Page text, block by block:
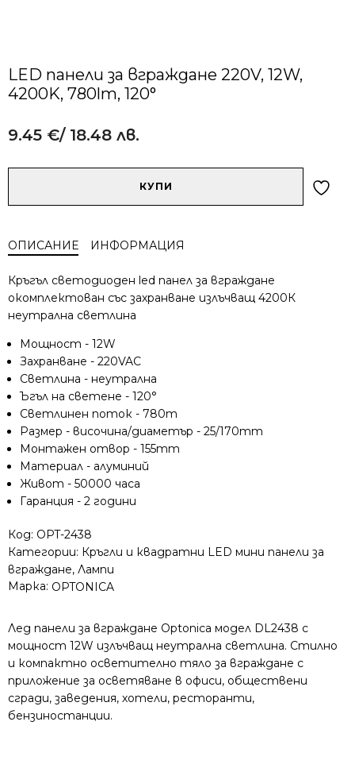
LED панели за вграждане 220V, 12W,
4200K, 780lm, 120°
9.45 €/ 18.48 лв.
за
220V,
12W,
4200K,
120°
КУПИ
ОПИСАНИЕ ИНФОРМАЦИЯ
Кръгъл светодиоден led панел за вграждане
окомплектован със захранване излъчващ 4200К
неутрална светлина
Мощност - 12W
Захранване - 220VAC
Светлина - неутрална
Ъгъл на светене - 120°
Светлинен поток - 780m
Размер - височина/диаметър - 25/170mm
Монтажен отвор - 155mm
Материал - алуминий
Живот - 50000 часа
Гаранция - 2 години
Код: OPT-2438
Категории: Кръгли и квадратни LED мини панели за
вграждане, Лампи
Марка: OPTONICA
Лед панели за вграждане Optonica модел DL2438 с
мощност 12W излъчващ неутрална светлина. Стилно
и компактно осветително тяло за вграждане с
приложение за осветяване в офиси, обществени
сгради, заведения, хотели, ресторанти,
бензиностанции.